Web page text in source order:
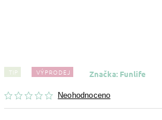
TIP VÝPRODEJ
Neohodnoceno
Značka: Funlife